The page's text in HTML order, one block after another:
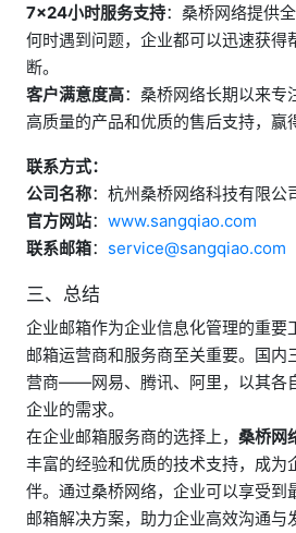
7×24小时服务支持：桑桥网络提供
何时遇到问题，企业都可以迅速获得
断。
客户满意度高：桑桥网络长期以来专
高质量的产品和优质的售后支持，赢
联系方式：
公司名称：杭州桑桥网络科技有限公
官方网站： www.sangqiao.com
联系邮箱： service@sangqiao.com
三、总结
企业邮箱作为企业信息化管理的重要
邮箱运营商和服务商至关重要。国内
营商——网易、腾讯、阿里，以其各
企业的需求。
在企业邮箱服务商的选择上， 桑桥网
丰富的经验和优质的技术支持，成为
伴。通过桑桥网络，企业可以享受到
邮箱解决方案，助力企业高效沟通与